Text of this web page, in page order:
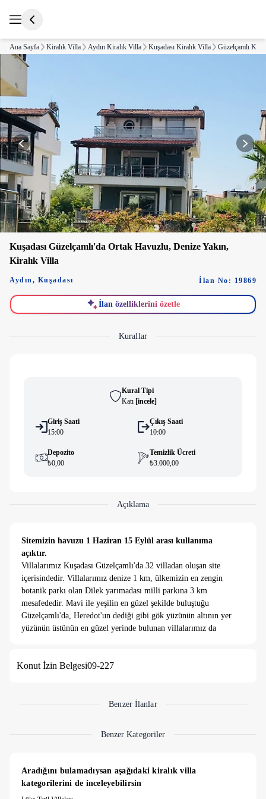
Ana Sayfa Kiralık Villa Aydın Kiralık Villa Kuşadası Kiralık Villa Güzelçamlı
Kuşadası Güzelçamlı'da Ortak Havuzlu, Denize Yakın,
Kiralık Villa
Aydın, Kuşadası İlan No: 19869
İlan özelliklerini özetle
Kurallar
Kural Tipi
Katı [i̇ncele]
Giriş Saati
15:00
Çıkış Saati
10:00
Depozito
₺0,00
Temizlik Ücreti
₺3.000,00
Açıklama
Sitemizin havuzu 1 Haziran 15 Eylül arası kullanıma
açıktır.
Villalarımız Kuşadası Güzelçamlı'da 32 villadan oluşan site
içerisindedir. Villalarımız denize 1 km, ülkemizin en zengin
botanik parkı olan Dilek yarımadası milli parkına 3 km
mesafededir. Mavi ile yeşilin en güzel şekilde buluştuğu
Güzelçamlı'da, Heredot'un dediği gibi gök yüzünün altının yer
yüzünün üstünün en güzel yerinde bulunan villalarımız da
Milli parkının hemen yakınında Kuşadası Güzelçamlı da
kişi i konaklama kapasitelidir. Modern ve şık dekorasyona
Villamızın özellikleri
1 double yataklı oda (2 kişi)
2 Single yataklı oda (3 Kişi)
Konut İzin Belgesi09-227
Benzer İlanlar
Benzer Kategoriler
Aradığını bulamadıysan aşağıdaki kiralık villa
kategorilerini de inceleyebilirsin